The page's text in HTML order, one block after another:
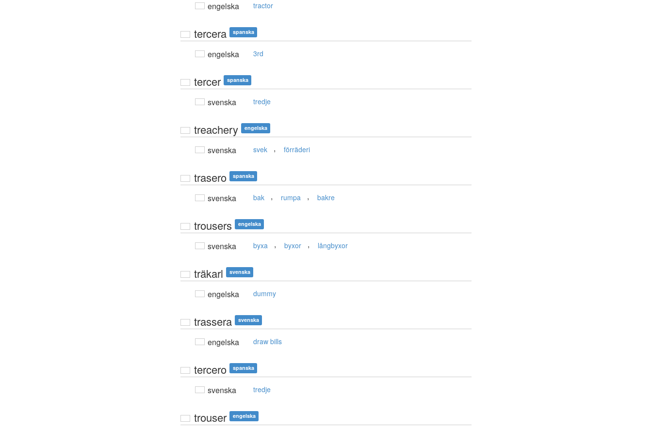
engelska tractor
tercera spanska
engelska 3rd
tercer spanska
svenska tredje
treachery engelska
svenska svek , förräderi
trasero spanska
svenska bak , rumpa , bakre
trousers engelska
svenska byxa , byxor , långbyxor
träkarl svenska
engelska dummy
trassera svenska
engelska draw bills
tercero spanska
svenska tredje
trouser engelska